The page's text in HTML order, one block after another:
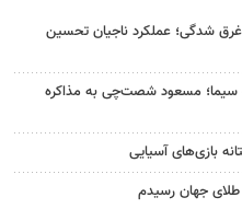
عدم غرق شدگی؛ عملکرد ناجیان تحسین
سیما؛ مسعود شصت‌چی به مذاکره
بازی‌های آسیایی
جهان رسیدم